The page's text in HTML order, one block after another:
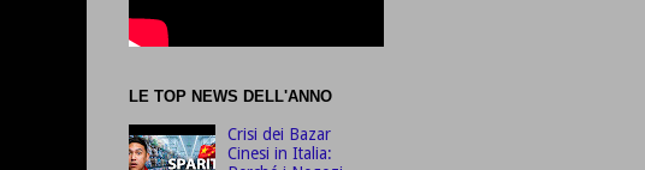
LE TOP NEWS DELL'ANNO
Crisi dei Bazar
Cinesi in Italia: